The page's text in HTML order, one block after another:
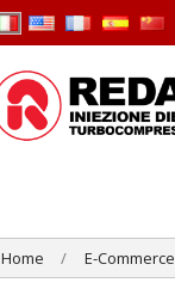
Home E-Commerce